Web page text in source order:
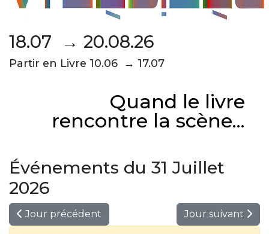
18.07 → 20.08.26
Partir en Livre 10.06 → 17.07
Quand le livre
rencontre la scène...
Événements du 31 Juillet
2026
Jour précédent Jour suivant